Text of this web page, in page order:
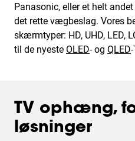
Panasonic, eller et helt
det rette vægbeslag. Vores
skærmtyper: HD, UHD, LED,
til de nyeste OLED- og QLED
TV ophæng,
løsninger